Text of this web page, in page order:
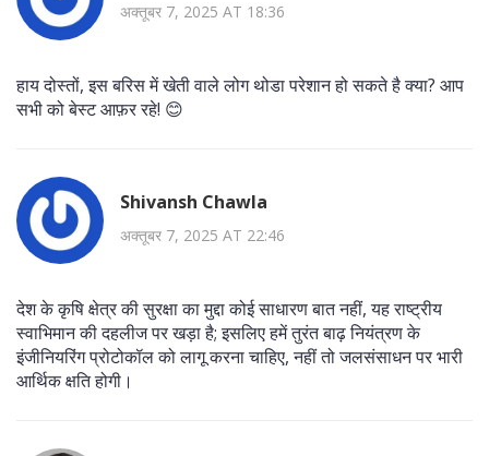
अक्तूबर 7, 2025 AT 18:36
हाय दोस्तों, इस बरिस में खेती वाले लोग थोडा परेशान हो सकते है क्या? आप
सभी को बेस्ट आफ़र रहे! 😊
Shivansh Chawla
अक्तूबर 7, 2025 AT 22:46
देश के कृषि क्षेत्र की सुरक्षा का मुद्दा कोई साधारण बात नहीं, यह राष्ट्रीय
स्वाभिमान की दहलीज पर खड़ा है; इसलिए हमें तुरंत बाढ़ नियंत्रण के
इंजीनियरिंग प्रोटोकॉल को लागू करना चाहिए, नहीं तो जलसंसाधन पर भारी
आर्थिक क्षति होगी।